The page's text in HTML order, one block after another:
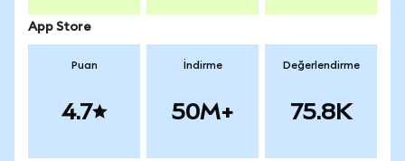
App Store
Puan
4.7
İndirme
50M+
Değerlendirme
75.8K